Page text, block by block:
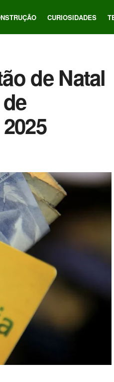
CURIOSIDADES
de Natal